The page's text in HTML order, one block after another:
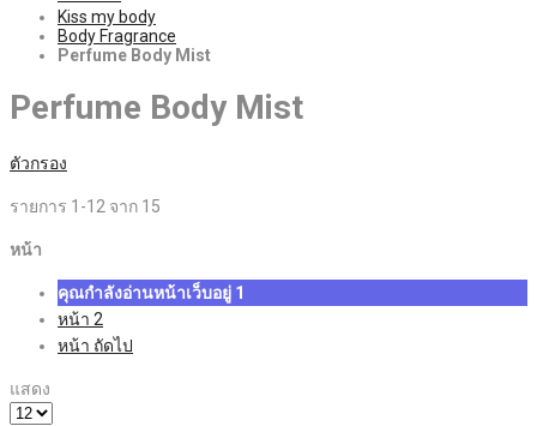
Kiss my body
Body Fragrance
Perfume Body Mist
Perfume Body Mist
ตัวกรอง
รายการ 1 -12 จาก 15
หน้า
คุณกำลังอ่านหน้าเว็บอยู่ 1
หน้า 2
หน้า ถัดไป
แสดง